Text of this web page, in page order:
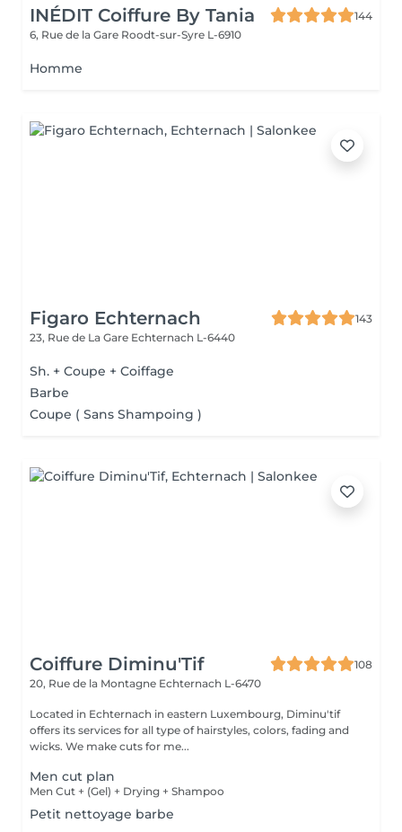
INÉDIT Coiffure By Tania
144
6, Rue de la Gare Roodt-sur-Syre L-6910
Homme
Figaro Echternach
143
23, Rue de La Gare Echternach L-6440
Sh. + Coupe + Coiffage
Barbe
Coupe ( Sans Shampoing )
Coiffure Diminu'Tif
108
20, Rue de la Montagne Echternach L-6470
Located in Echternach in eastern Luxembourg, Diminu'tif
offers its services for all type of hairstyles, colors, fading and
wicks. We make cuts for me...
Men cut plan
Men Cut + (Gel) + Drying + Shampoo
Petit nettoyage barbe